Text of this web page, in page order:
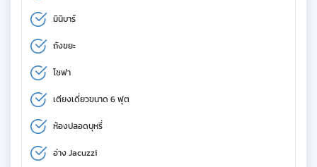
มินิบาร์
ถังขยะ
โซฟา
เตียงเดี่ยวขนาด 6 ฟุต
ห้องปลอดบุหรี่
อ่าง Jacuzzi